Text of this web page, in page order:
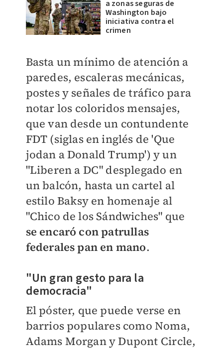
a zonas seguras de
Washington bajo
iniciativa contra el
crimen
Basta un mínimo de atención a
paredes, escaleras mecánicas,
postes y señales de tráfico para
notar los coloridos mensajes,
que van desde un contundente
FDT (siglas en inglés de 'Que
jodan a Donald Trump') y un
"Liberen a DC" desplegado en
un balcón, hasta un cartel al
estilo Baksy en homenaje al
"Chico de los Sándwiches" que
se encaró con patrullas
federales pan en mano.
"Un gran gesto para la
democracia"
El póster, que puede verse en
barrios populares como Noma,
Adams Morgan y Dupont Circle,